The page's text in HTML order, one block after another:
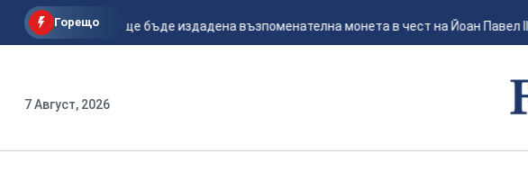
Горещо
В Украйна ще бъде издадена възпоменателна монета в чест на Йоан Павел II...
7 Август, 2026